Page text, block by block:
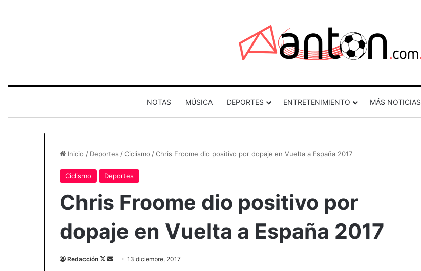
NOTAS MÚSICA DEPORTES ENTRETENIMIENTO MÁS NOTICIAS
Inicio / Deportes /Ciclismo /Chris Froome dio positivo por dopaje en Vuelta a España 2017
Ciclismo Deportes
Chris Froome dio positivo por
dopaje en Vuelta a España 2017
Redacción
F
13 diciembre, 2017